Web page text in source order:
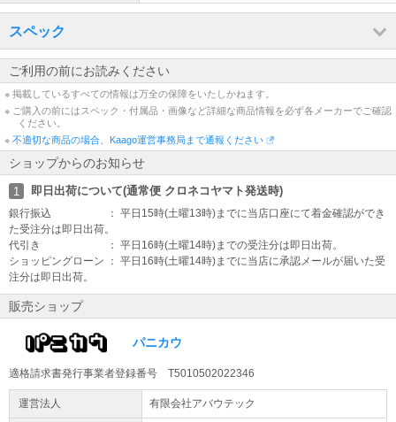
スペック
ご利用の前にお読みください
※ 掲載しているすべての情報は万全の保障をいたしかねます。
※ ご購入の前にはスペック・付属品・画像など詳細な商品情報を必ず各メーカーでご確認
ください。
※ 不適切な商品の場合、Kaago運営事務局まで通報ください
ショップからのお知らせ
1 即日出荷について(通常便 クロネコヤマト発送時)
銀行振込 ： 平日15時(土曜13時)までに当店口座にて着金確認ができ
た受注分は即日出荷。
代引き ： 平日16時(土曜14時)までの受注分は即日出荷。
ショッピングローン ： 平日16時(土曜14時)までに当店に承認メールが届いた受
注分は即日出荷。
販売ショップ
パニカウ
適格請求書発行事業者登録番号 T5010502022346
運営法人 有限会社アバウテック